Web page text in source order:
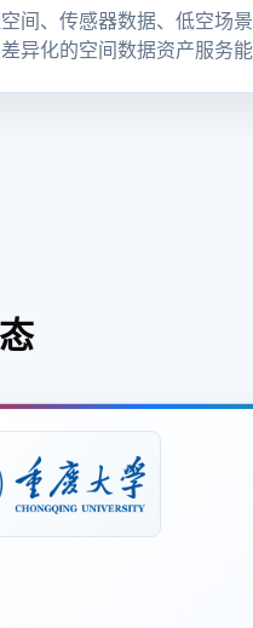
间、传感器数据、低空场
异化的空间数据资产服务能